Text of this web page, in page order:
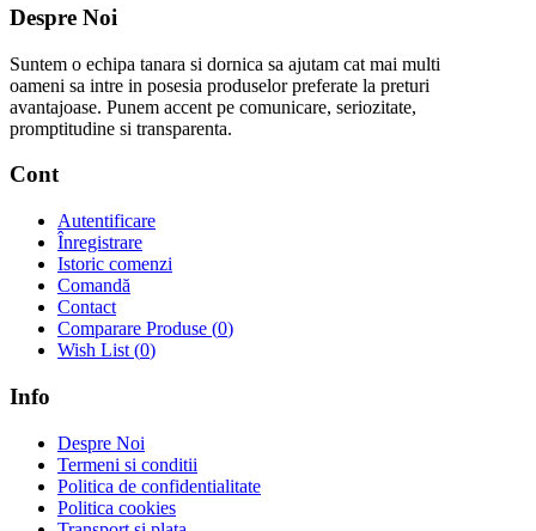
Despre Noi
Suntem o echipa tanara si dornica sa ajutam cat mai multi
oameni sa intre in posesia produselor preferate la preturi
avantajoase. Punem accent pe comunicare, seriozitate,
promptitudine si transparenta.
Cont
Autentificare
Înregistrare
Istoric comenzi
Comandă
Contact
Comparare Produse (0)
Wish List (0)
Info
Despre Noi
Termeni si conditii
Politica de confidentialitate
Politica cookies